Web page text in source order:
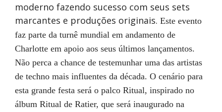
moderno fazendo sucesso com seus sets
marcantes e produções originais. Este evento
faz parte da turnê mundial em andamento de
Charlotte em apoio aos seus últimos lançamentos.
Não perca a chance de testemunhar uma das artistas
de techno mais influentes da década. O cenário para
esta grande festa será o palco Ritual, inspirado no
álbum Ritual de Ratier, que será inaugurado na